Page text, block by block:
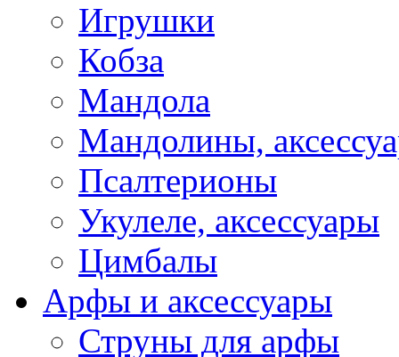
Игрушки
Кобза
Мандола
Мандолины,
Псалтерионы
Укулеле, аксессуары
Цимбалы
Арфы и аксессуары
Струны для арфы